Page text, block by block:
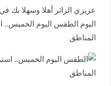
عزيزي الزائر أهلا وسهلا بك
اليوم الطقس اليوم الخميس..
المناطق